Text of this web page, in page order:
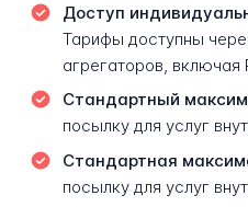
Доступ
Тарифы доступны
агрегаторов, включая
Стандартный
посылку для услуг
Стандартная
посылку для услуг